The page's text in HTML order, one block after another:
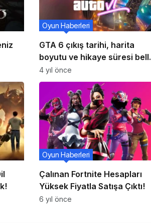
GTA 6 çıkış tarihi, harita
boyutu ve hikaye süresi belli
oldu!
Oyun Haberleri
4 yıl önce
Çalınan Fortnite Hesapları
Yüksek Fiyatla Satışa Çıktı!
Oyun Haberleri
6 yıl önce